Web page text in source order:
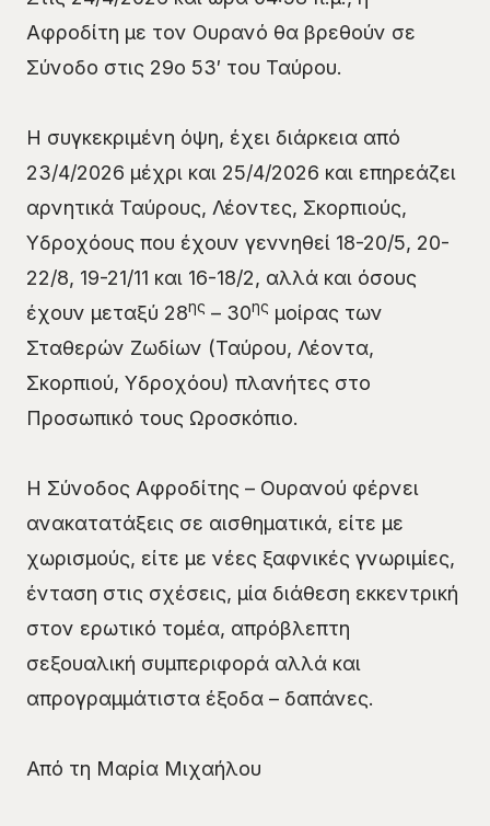
Αφροδίτη με τον Ουρανό θα βρεθούν σε
Σύνοδο στις 29ο 53′ του Ταύρου.
Η συγκεκριμένη όψη, έχει διάρκεια από
23/4/2026 μέχρι και 25/4/2026 και επηρεάζει
αρνητικά Ταύρους, Λέοντες, Σκορπιούς,
Υδροχόους που έχουν γεννηθεί 18-20/5, 20-
22/8, 19-21/11 και 16-18/2, αλλά και όσους
έχουν μεταξύ 28ης – 30ης μοίρας των
Σταθερών Ζωδίων (Ταύρου, Λέοντα,
Σκορπιού, Υδροχόου) πλανήτες στο
Προσωπικό τους Ωροσκόπιο.
Η Σύνοδος Αφροδίτης – Ουρανού φέρνει
ανακατατάξεις σε αισθηματικά, είτε με
χωρισμούς, είτε με νέες ξαφνικές γνωριμίες,
ένταση στις σχέσεις, μία διάθεση εκκεντρική
στον ερωτικό τομέα, απρόβλεπτη
σεξουαλική συμπεριφορά αλλά και
απρογραμμάτιστα έξοδα – δαπάνες.
Από τη Μαρία Μιχαήλου